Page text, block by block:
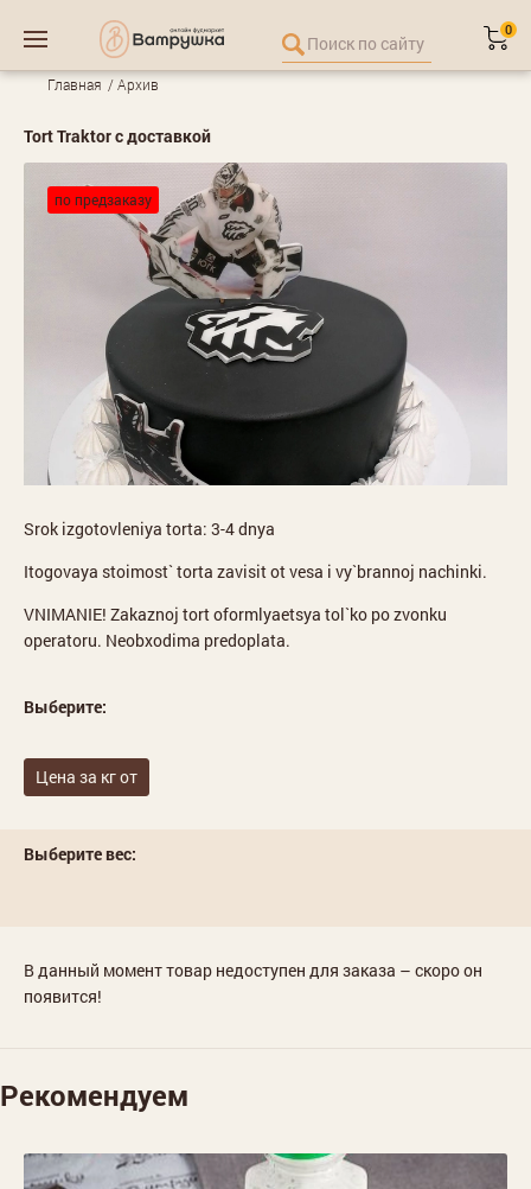
0
Главная Архив
Tort Traktor с доставкой
по предзаказу
Srok izgotovleniya torta: 3-4 dnya
Itogovaya stoimost` torta zavisit ot vesa i vy`brannoj nachinki.
VNIMANIE! Zakaznoj tort oformlyaetsya tol`ko po zvonku
operatoru. Neobxodima predoplata.
Выберите:
Цена за кг от
Выберите вес:
В данный момент товар недоступен для заказа – скоро он
появится!
Рекомендуем